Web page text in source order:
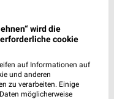
für
für Rot am
wird die
cookie
auf Informationen auf
und anderen
zu verarbeiten. Einige
möglicherweise